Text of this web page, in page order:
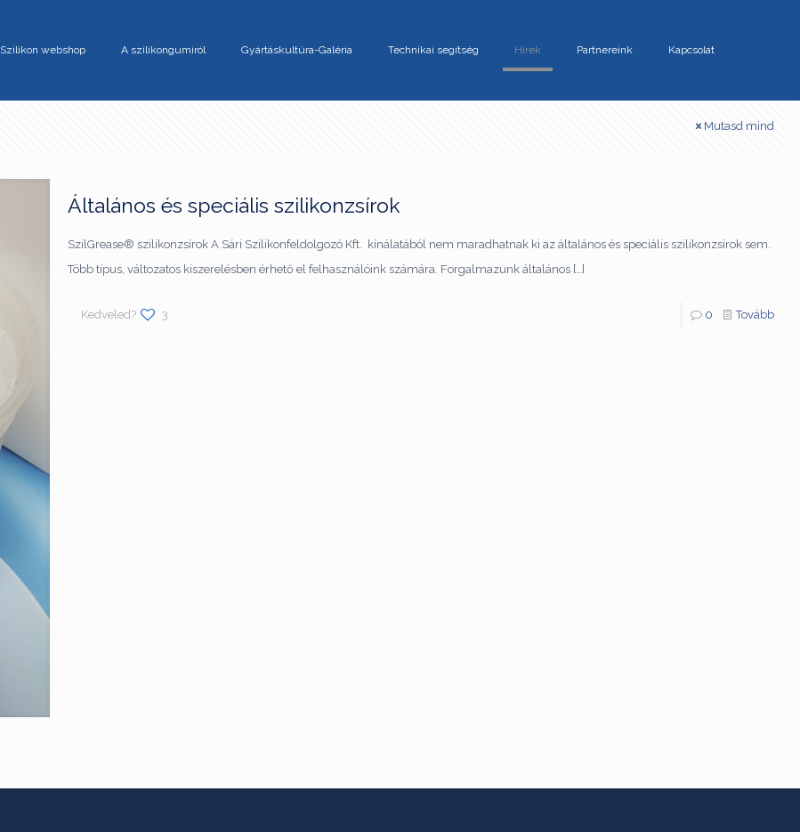
Szilikon webshop A szilikongumiról Gyártáskultúra-Galéria Technikai segítség Hírek Partnereink Kapcsolat
Mutasd mind
Általános és speciális szilikonzsírok
SzilGrease® szilikonzsírok A Sári Szilikonfeldolgozó Kft. kínálatából nem maradhatnak ki az általános és speciális szilikonzsírok sem.
Több típus, változatos kiszerelésben érhető el felhasználóink számára. Forgalmazunk általános[…]
Kedveled? 3 0 Tovább